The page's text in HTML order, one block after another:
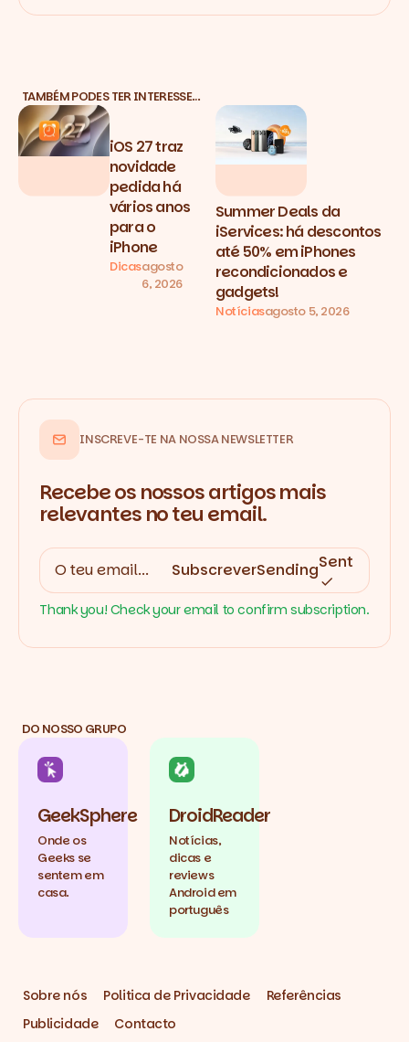
TAMBÉM PODES TER INTERESSE…
iOS 27 traz
novidade
pedida há
vários anos
para o
iPhone
Dicasagosto
6, 2026
Summer Deals da
iServices: há descontos
até 50% em iPhones
recondicionados e
gadgets!
Notíciasagosto 5, 2026
INSCREVE-TE NA NOSSA NEWSLETTER
Recebe os nossos artigos mais
relevantes no teu email.
SubscreverSendingSent
Thank you! Check your email to confirm subscription.
DO NOSSO GRUPO
GeekSphere
Onde os
Geeks se
sentem em
casa.
DroidReader
Notícias,
dicas e
reviews
Android em
português
Sobre nós Politica de Privacidade
Referências
Publicidade
Contacto